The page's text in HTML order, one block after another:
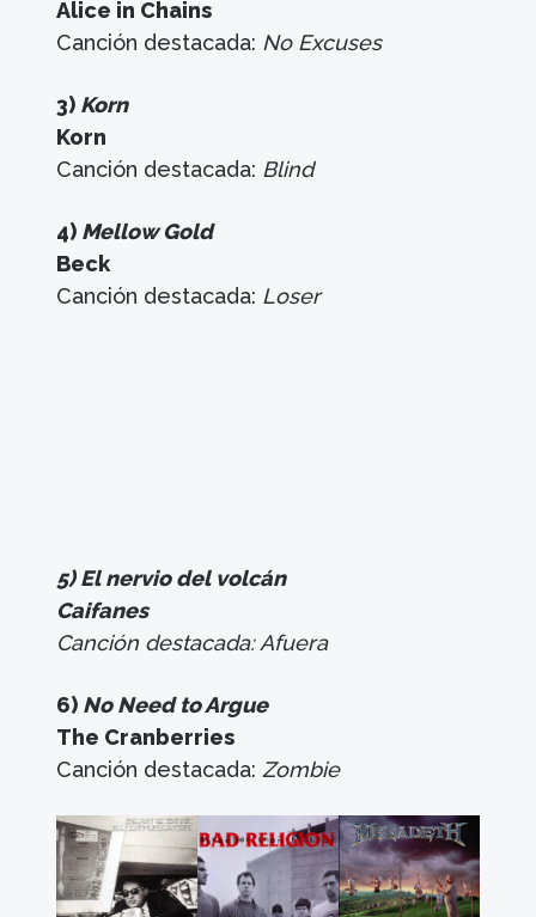
Alice in Chains
Canción destacada: No Excuses
3) Korn
Korn
Canción destacada: Blind
4) Mellow Gold
Beck
Canción destacada: Loser
5) El nervio del volcán
Caifanes
Canción destacada: Afuera
6) No Need to Argue
The Cranberries
Canción destacada: Zombie